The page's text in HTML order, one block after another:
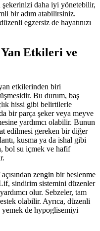
daha iyi yönetebilir,
bir adım atabilirsiniz.
egzersiz de hayatınızı
Etkileri ve
etkilerinden biri
Bu durum, baş
hissi gibi belirtilerle
bir parça şeker veya meyve
yardımcı olabilir. Bunun
edilmesi gereken bir diğer
kusma ya da ishal gibi
bol su içmek ve hafif
zengin bir beslenme
sindirim sistemini düzenler
olur. Sebzeler, tam
olabilir. Ayrıca, düzenli
yemek de hypoglisemiyi